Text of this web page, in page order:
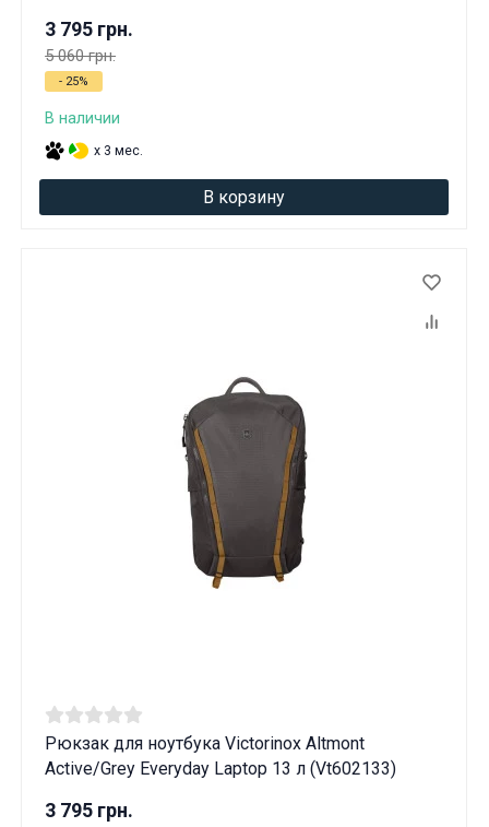
3 795 грн.
5 060 грн.
- 25%
В наличии
x 3 мес.
В корзину
Рюкзак для ноутбука Victorinox Altmont
Active/Grey Everyday Laptop 13 л (Vt602133)
3 795 грн.